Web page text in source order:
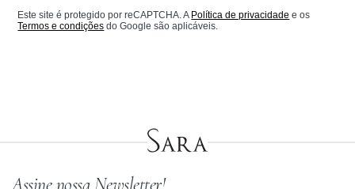
Este site é protegido por reCAPTCHA. A Política de privacidade e os
Termos e condições do Google são aplicáveis.